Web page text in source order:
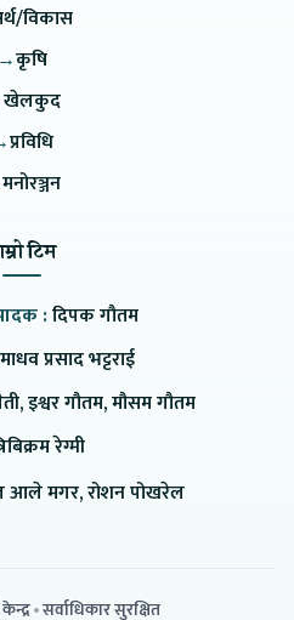
विकास
→कृषि
खेलकुद
प्रविधि
मनोरञ्जन
टिम
:दिपक गौतम
माधव प्रसाद भट्टराई
इश्वर गौतम, मौसम गौतम
रेग्मी
आले मगर, रोशन पोखरेल
सर्वाधिकार सुरक्षित